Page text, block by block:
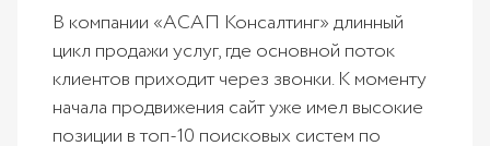
В компании «АСАП Консалтинг» длинный
цикл продажи услуг, где основной поток
клиентов приходит через звонки. К моменту
начала продвижения сайт уже имел высокие
позиции в топ-10 поисковых систем по